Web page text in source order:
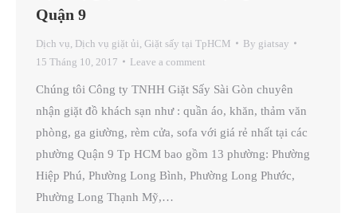
Quận 9
Dịch vụ Dịch vụ giặt ủi Giặt sấy tại TpHCM By giatsay
15 Tháng 10, 2017
Leave a comment
Chúng tôi Công ty TNHH Giặt Sấy Sài Gòn chuyên
nhận giặt đồ khách sạn như : quần áo, khăn, thảm văn
phòng, ga giường, rèm cửa, sofa với giá rẻ nhất tại các
phường Quận 9 Tp HCM bao gồm 13 phường: Phường
Hiệp Phú, Phường Long Bình, Phường Long Phước,
Phường Long Thạnh Mỹ,…